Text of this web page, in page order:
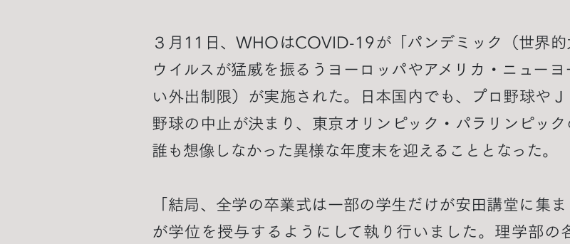
３月11日、WHOはCOVID-19が「パンデミック（世界的
ウイルスが猛威を振るうヨーロッパやアメリカ・ニュー
い外出制限）が実施された。日本国内でも、プロ野球や
野球の中止が決まり、東京オリンピック・パラリンピッ
誰も想像しなかった異様な年度末を迎えることとなった。
「結局、全学の卒業式は一部の学生だけが安田講堂に集
が学位を授与するようにして執り行いました。理学部